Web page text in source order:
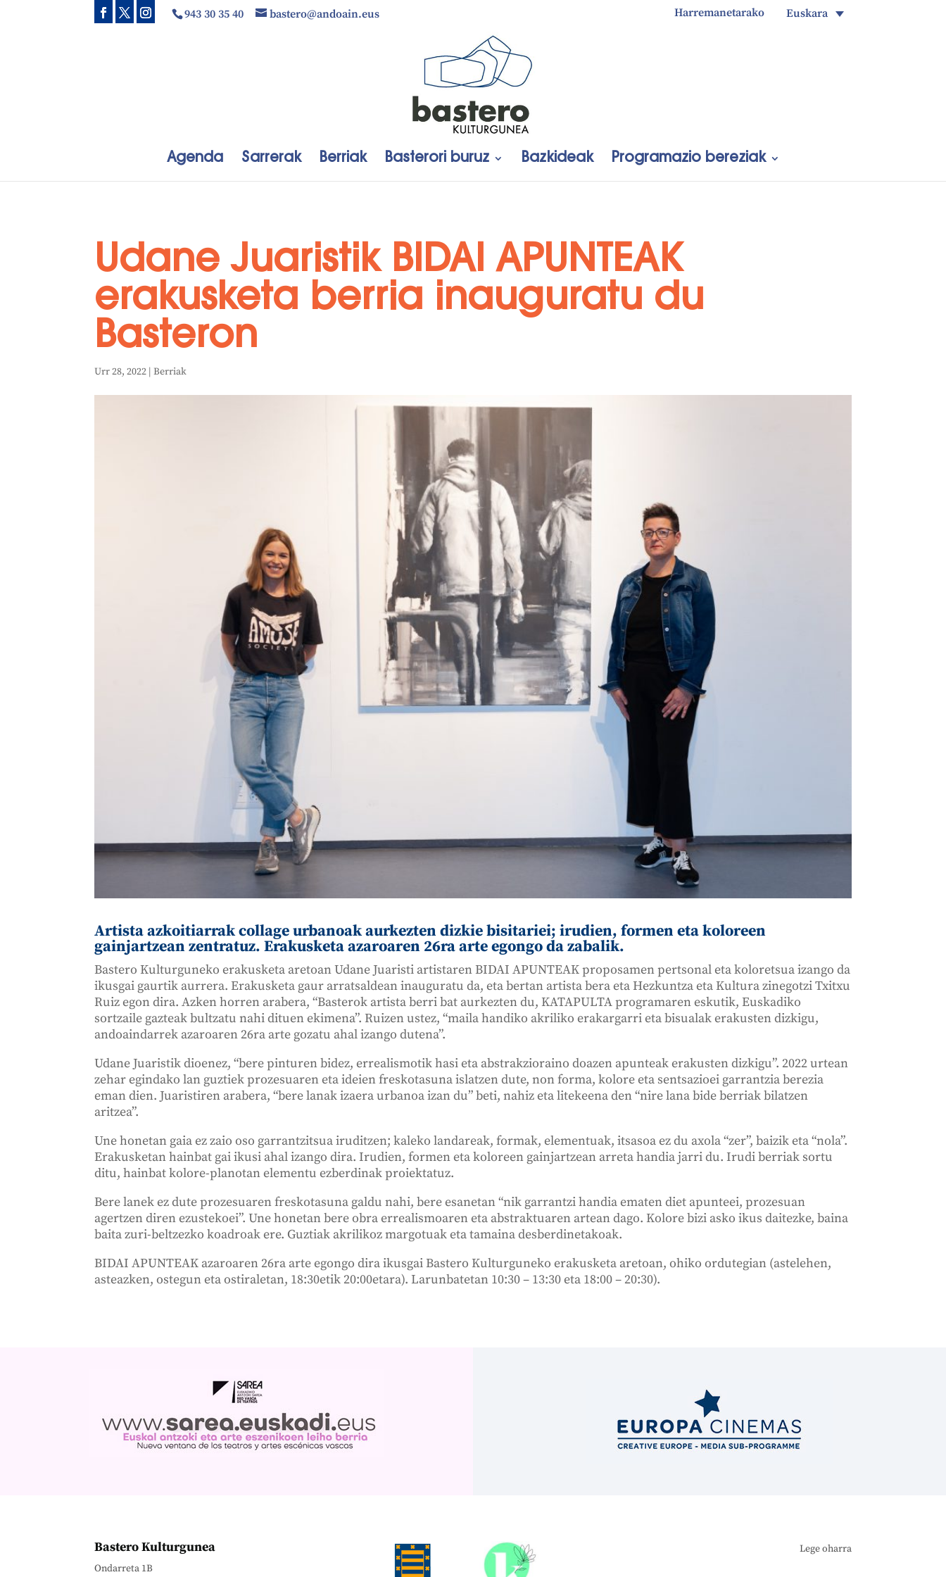
943 30 35 40 bastero@andoain.eus Euskara
Harremanetarako
Agenda Sarrerak Berriak Basterori buruz Bazkideak Programazio bereziak
Udane Juaristik BIDAI APUNTEAK
erakusketa berria inauguratu du
Basteron
Urr 28, 2022 |Berriak
Artista azkoitiarrak collage urbanoak aurkezten dizkie bisitariei; irudien, formen eta koloreen
gainjartzean zentratuz. Erakusketa azaroaren 26ra arte egongo da zabalik.
Bastero Kulturguneko erakusketa aretoan Udane Juaristi artistaren BIDAI APUNTEAK proposamen pertsonal eta koloretsua izango da
ikusgai gaurtik aurrera. Erakusketa gaur arratsaldean inauguratu da, eta bertan artista bera eta Hezkuntza eta Kultura zinegotzi Txitxu
Ruiz egon dira. Azken horren arabera, “Basterok artista berri bat aurkezten du, KATAPULTA programaren eskutik, Euskadiko
sortzaile gazteak bultzatu nahi dituen ekimena”. Ruizen ustez, “maila handiko akriliko erakargarri eta bisualak erakusten dizkigu,
andoaindarrek azaroaren 26ra arte gozatu ahal izango dutena”.
Udane Juaristik dioenez, “bere pinturen bidez, errealismotik hasi eta abstrakzioraino doazen apunteak erakusten dizkigu”. 2022 urtean
zehar egindako lan guztiek prozesuaren eta ideien freskotasuna islatzen dute, non forma, kolore eta sentsazioei garrantzia berezia
eman dien. Juaristiren arabera, “bere lanak izaera urbanoa izan du” beti, nahiz eta litekeena den “nire lana bide berriak bilatzen
aritzea”.
Une honetan gaia ez zaio oso garrantzitsua iruditzen; kaleko landareak, formak, elementuak, itsasoa ez du axola “zer”, baizik eta “nola”.
Erakusketan hainbat gai ikusi ahal izango dira. Irudien, formen eta koloreen gainjartzean arreta handia jarri du. Irudi berriak sortu
ditu, hainbat kolore-planotan elementu ezberdinak proiektatuz.
Bere lanek ez dute prozesuaren freskotasuna galdu nahi, bere esanetan “nik garrantzi handia ematen diet apunteei, prozesuan
agertzen diren ezustekoei”. Une honetan bere obra errealismoaren eta abstraktuaren artean dago. Kolore bizi asko ikus daitezke, baina
baita zuri-beltzezko koadroak ere. Guztiak akrilikoz margotuak eta tamaina desberdinetakoak.
BIDAI APUNTEAK azaroaren 26ra arte egongo dira ikusgai Bastero Kulturguneko erakusketa aretoan, ohiko ordutegian (astelehen,
asteazken, ostegun eta ostiraletan, 18:30etik 20:00etara). Larunbatetan 10:30 – 13:30 eta 18:00 – 20:30).
Bastero Kulturgunea
Ondarreta 1B
Lege oharra